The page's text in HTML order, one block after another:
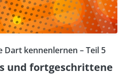
kennenlernen – Teil 5
und fortgeschrittene